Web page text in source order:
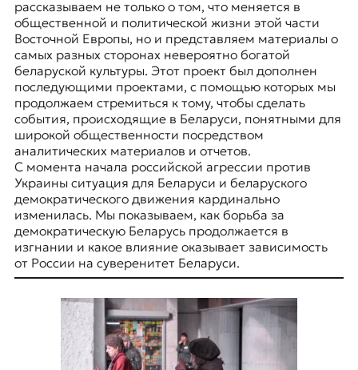
р
о
п
е
й
с
к
а
я
ж
у
р
н
а
л
и
с
рассказываем не только о том, что меняется в
общественной и политической жизни этой части
Восточной Европы, но и представляем материалы о
самых разных сторонах невероятно богатой
белaруской культуры. Этот проект был дополнен
последующими проектами, с помощью которых мы
продолжаем стремиться к тому, чтобы сделать
события, происходящие в Беларуси, понятными для
широкой общественности посредством
аналитических материалов и отчетов.
С момента начала российской агрессии против
Украины ситуация для Беларуси и белaруского
демократического движения кардинально
изменилась. Мы показываем, как борьба за
демократическую Беларусь продолжается в
изгнании и какое влияние оказывает зависимость
от России на суверенитет Беларуси.